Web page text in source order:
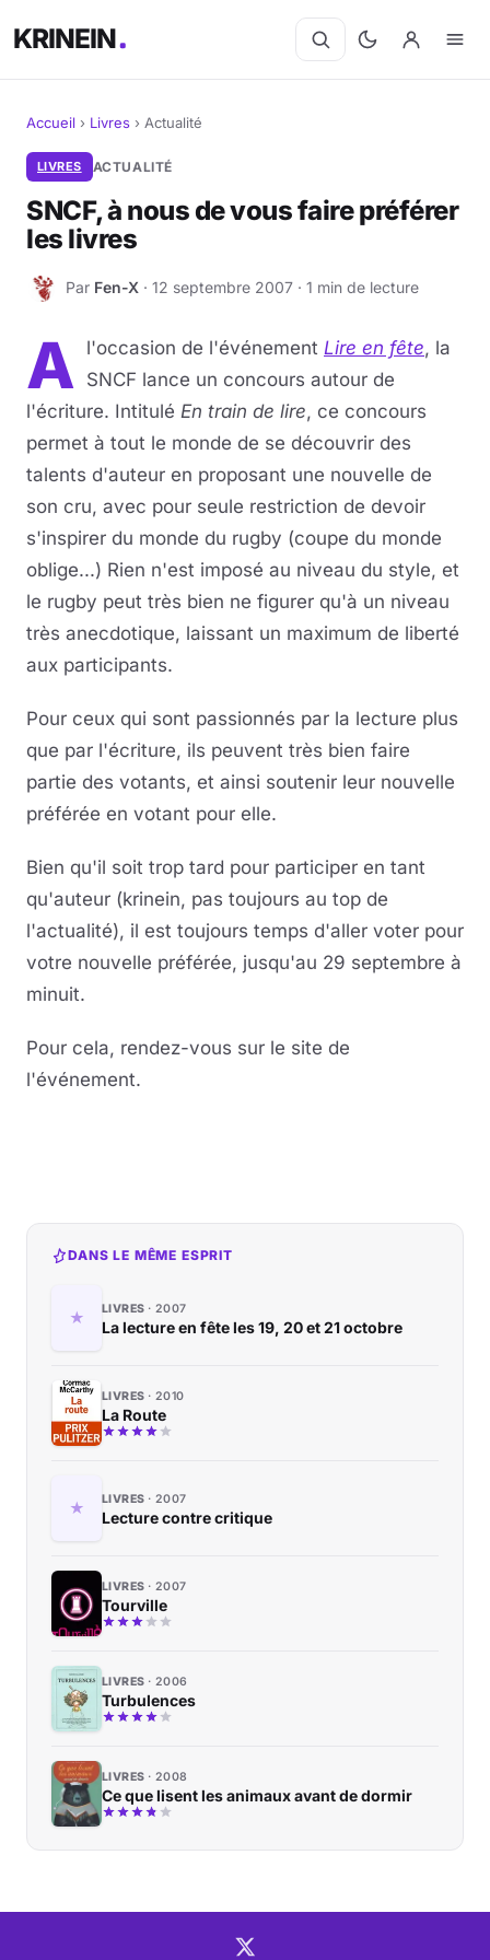
KRINEIN
Cinéma
Séries
Livres
Jeux de société
Musique
Sciences & Tech
Accueil › Livres › Actualité
LIVRES ACTUALITÉ
SNCF, à nous de vous faire préférer
les livres
F Par Fen-X · 12 septembre 2007 · 1 min de lecture
A l'occasion de l'événement Lire en fête, la
SNCF lance un concours autour de
l'écriture. Intitulé En train de lire, ce concours
permet à tout le monde de se découvrir des
talents d'auteur en proposant une nouvelle de
son cru, avec pour seule restriction de devoir
s'inspirer du monde du rugby (coupe du monde
oblige...) Rien n'est imposé au niveau du style, et
le rugby peut très bien ne figurer qu'à un niveau
très anecdotique, laissant un maximum de liberté
aux participants.
Pour ceux qui sont passionnés par la lecture plus
que par l'écriture, ils peuvent très bien faire
partie des votants, et ainsi soutenir leur nouvelle
préférée en votant pour elle.
Bien qu'il soit trop tard pour participer en tant
qu'auteur (krinein, pas toujours au top de
l'actualité), il est toujours temps d'aller voter pour
votre nouvelle préférée, jusqu'au 29 septembre à
minuit.
Pour cela, rendez-vous sur le site de
l'événement.
DANS LE MÊME ESPRIT
LIVRES 2007
La lecture en fête les 19, 20 et 21 octobre
LIVRES 2010
La Route
LIVRES 2007
Lecture contre critique
LIVRES 2007
Tourville
LIVRES 2006
Turbulences
LIVRES 2008
Ce que lisent les animaux avant de dormir